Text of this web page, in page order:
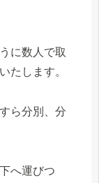
に数人で取
たします。
ら分別、分
へ運びつ